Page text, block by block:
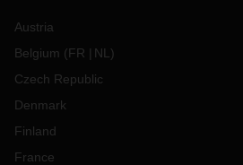
Austria
Belgium (FR NL )
Czech Republic
Denmark
Finland
France